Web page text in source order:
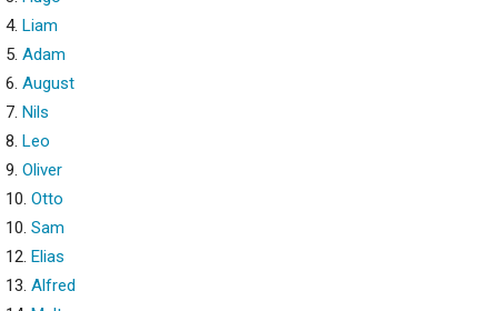
4. Liam
5. Adam
6. August
7. Nils
8. Leo
9. Oliver
10. Otto
10. Sam
12. Elias
13. Alfred